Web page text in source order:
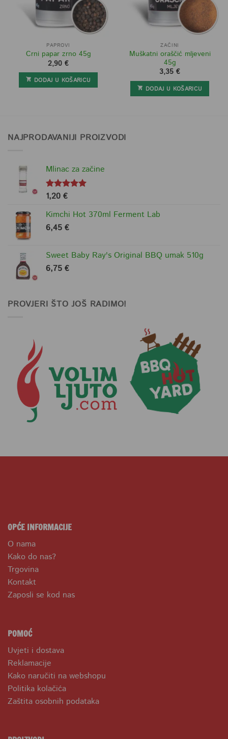
PAPROVI
Crni papar zrno 45g
2,90 €
DODAJ U KOŠARICU
ZAČINI
Muškatni oraščić mljeveni
45g
3,35 €
DODAJ U KOŠARICU
NAJPRODAVANIJI PROIZVODI
Mlinac za začine
Ocjenjeno
1,20 €
Kimchi Hot 370ml Ferment Lab
6,45 €
Sweet Baby Ray's Original BBQ umak 510g
6,75 €
PROVJERI ŠTO JOŠ RADIMO!
OPĆE INFORMACIJE
O nama
Kako do nas?
Trgovina
Kontakt
Zaposli se kod nas
POMOĆ
Uvjeti i dostava
Reklamacije
Kako naručiti na webshopu
Politika kolačića
Zaštita osobnih podataka